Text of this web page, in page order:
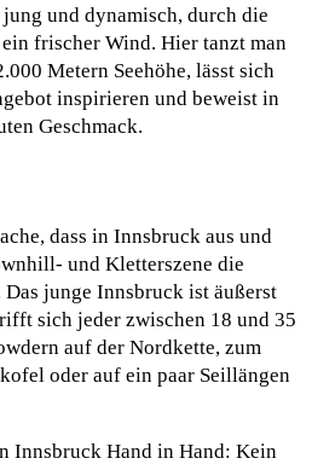
und dynamisch, durch die
frischer Wind. Hier tanzt man
Metern Seehöhe, lässt sich
inspirieren und beweist in
Geschmack.
dass in Innsbruck aus und
und Kletterszene die
Das junge Innsbruck ist äußerst
sich jeder zwischen 18 und 35
auf der Nordkette, zum
oder auf ein paar Seillängen
Innsbruck Hand in Hand: Kein